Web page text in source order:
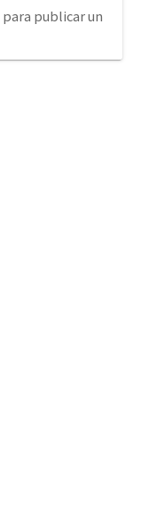
para publicar un